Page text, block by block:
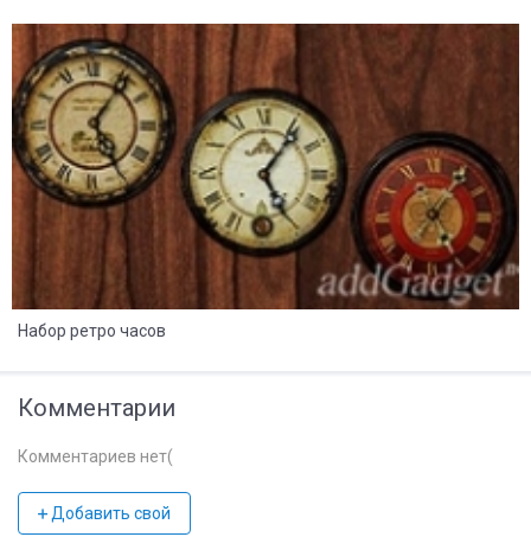
Набор ретро часов
Комментарии
Комментариев нет(
Добавить свой